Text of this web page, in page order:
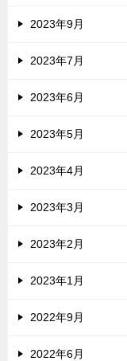
2023年9月
2023年7月
2023年6月
2023年5月
2023年4月
2023年3月
2023年2月
2023年1月
2022年9月
2022年6月